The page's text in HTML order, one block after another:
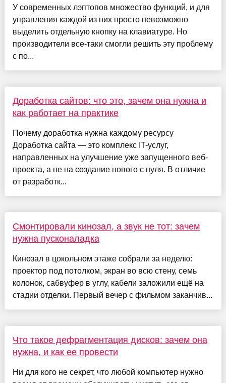
У современных лэптопов множество функций, и для
управления каждой из них просто невозможно
выделить отдельную кнопку на клавиатуре. Но
производители все-таки смогли решить эту проблему
с по...
Доработка сайтов: что это, зачем она нужна и
как работает на практике
Почему доработка нужна каждому ресурсу
Доработка сайта — это комплекс IT-услуг,
направленных на улучшение уже запущенного веб-
проекта, а не на создание нового с нуля. В отличие
от разработк...
Смонтировали кинозал, а звук не тот: зачем
нужна пусконаладка
Кинозал в цокольном этаже собрали за неделю:
проектор под потолком, экран во всю стену, семь
колонок, сабвуфер в углу, кабели заложили ещё на
стадии отделки. Первый вечер с фильмом заканчив...
Что такое дефрагментация дисков: зачем она
нужна, и как ее провести
Ни для кого не секрет, что любой компьютер нужно